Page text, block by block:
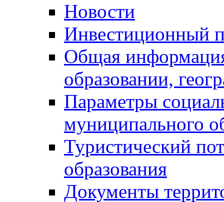
Новости
Инвестиционный
Общая
образовании,
Параметры
муниципального
Туристический
образования
Документы